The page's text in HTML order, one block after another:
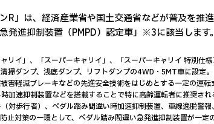
ンR」は、経済産業省や国土交通省などが普及を
発進抑制装置（PMPD）認定車」※3に該当します。
リイ」、「スーパーキャリイ」、「スーパーキャリイ 特別仕
掃ダンプ、浅底ダンプ、リフトダンプの4WD・5MT車に設定。
害軽減ブレーキなどの先進安全技術をはじめとする一定の運
加速抑制装置などを搭載することで特に高齢運転者に推奨さ
対歩行者）、ペダル踏み間違い時加速抑制装置、車線逸脱警報
止対策の一環として、ペダル踏み間違い急発進抑制装置が一定